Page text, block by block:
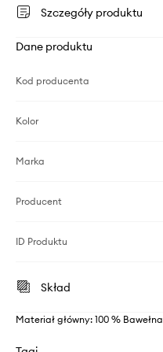
Szczegóły produktu
Dane produktu
Kod producenta
Kolor
Marka
Producent
ID Produktu
Skład
Materiał główny: 100 % Bawełna